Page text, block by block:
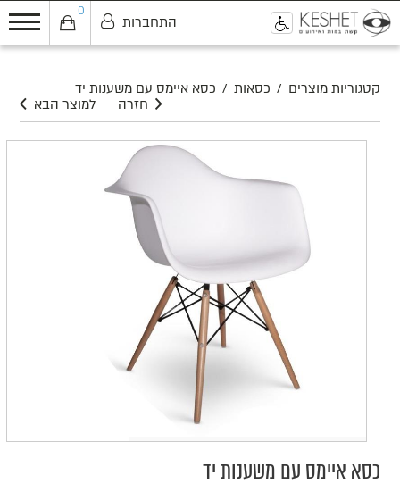
0
התחברות
קטגוריות מוצרים / כסאות / כסא איימס עם משענות יד
למוצר הבא
חזרה
כסא איימס עם משענות יד